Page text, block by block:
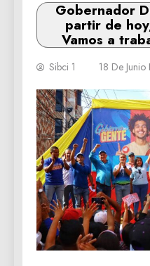
Gobernador
partir de
Vamos a
Sibci 1 18 De